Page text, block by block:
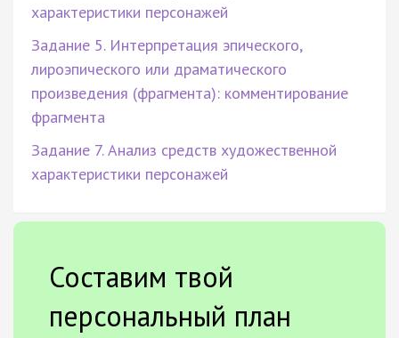
характеристики персонажей
Задание 5. Интерпретация эпического,
лироэпического или драматического
произведения (фрагмента): комментирование
фрагмента
Задание 7. Анализ средств художественной
характеристики персонажей
Составим твой
персональный план